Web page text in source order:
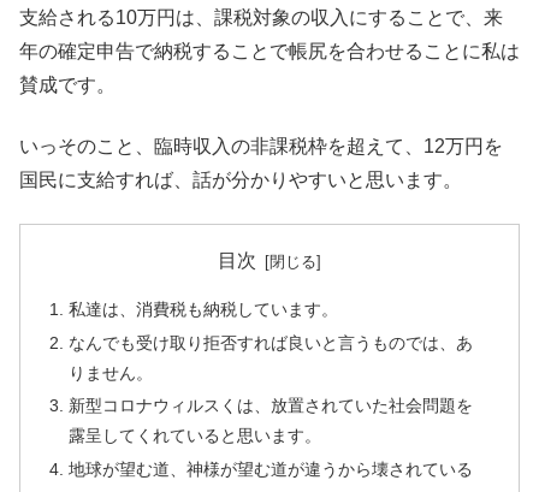
支給される10万円は、課税対象の収入にすることで、来
年の確定申告で納税することで帳尻を合わせることに私は
賛成です。
いっそのこと、臨時収入の非課税枠を超えて、12万円を
国民に支給すれば、話が分かりやすいと思います。
目次
私達は、消費税も納税しています。
なんでも受け取り拒否すれば良いと言うものでは、あ
りません。
新型コロナウィルスくは、放置されていた社会問題を
露呈してくれていると思います。
地球が望む道、神様が望む道が違うから壊されている